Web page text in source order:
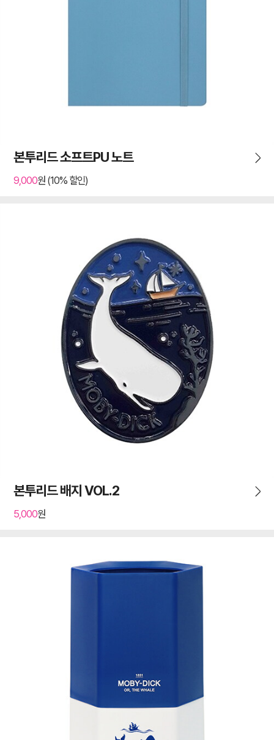
본투리드 소프트PU 노트
9,000원 (10% 할인)
본투리드 배지 VOL.2
5,000원